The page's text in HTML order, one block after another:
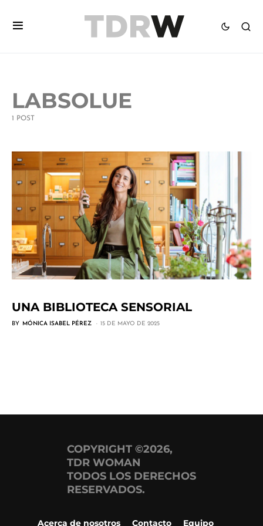
LABSOLUE
1 POST
UNA BIBLIOTECA SENSORIAL
BY MÓNICA ISABEL PÉREZ 15 DE MAYO DE 2025
COPYRIGHT ©2026,
TDR WOMAN
TODOS LOS DERECHOS
RESERVADOS.
Acerca de nosotros Contacto Equipo